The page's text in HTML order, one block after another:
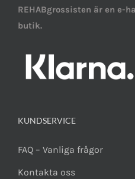
REHABgrossisten är en e-
butik.
KUNDSERVICE
FAQ – Vanliga frågor
Kontakta oss